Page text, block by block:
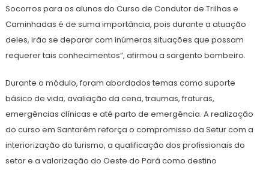
Socorros para os alunos do Curso de Condutor de Trilhas e
Caminhadas é de suma importância, pois durante a atuação
deles, irão se deparar com inúmeras situações que possam
requerer tais conhecimentos”, afirmou a sargento bombeiro.
Durante o módulo, foram abordados temas como suporte
básico de vida, avaliação da cena, traumas, fraturas,
emergências clínicas e até parto de emergência. A realização
do curso em Santarém reforça o compromisso da Setur com a
interiorização do turismo, a qualificação dos profissionais do
setor e a valorização do Oeste do Pará como destino